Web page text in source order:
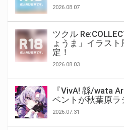
2026.08.07
ツクル
ょうま」イラス
定！
2026.08.03
『VivA! 緜/wata
ベントが秋葉原ラ
2026.07.31